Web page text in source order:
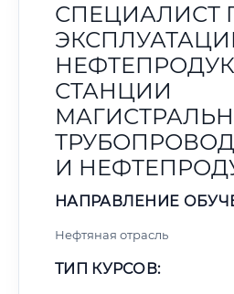
СПЕЦИАЛИСТ
СТАНЦИИ
И
НАПРАВЛЕНИЕ
Нефтяная отрасль
ТИП КУРСОВ: